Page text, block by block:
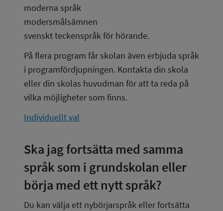
moderna språk
modersmålsämnen
svenskt teckenspråk för hörande.
På flera program får skolan även erbjuda språk
i programfördjupningen. Kontakta din skola
eller din skolas huvudman för att ta reda på
vilka möjligheter som finns.
Individuellt val
Ska jag fortsätta med samma
språk som i grundskolan eller
börja med ett nytt språk?
Du kan välja ett nybörjarspråk eller fortsätta